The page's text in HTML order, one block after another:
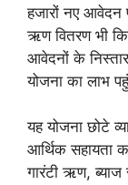
हजारों नए आवेदन
ऋण वितरण भी
आवेदनों के
योजना का लाभ
यह योजना छोटे
आर्थिक सहायता
गारंटी ऋण, ब्याज